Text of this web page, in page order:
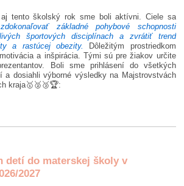
tento školský rok sme boli aktívni. Ciele sa
základné pohybové schopnosti
športových disciplínach a zvrátiť trend
a rastúcej obezity.
Dôležitým prostriedkom
a inšpirácia. Tými sú pre žiakov určite
Boli sme prihlásení do všetkých
a dosiahli výborné výsledky na Majstrovstvách
kraja🥇🥈🥉🏆:
detí do materskej školy v
2027